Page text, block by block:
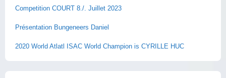
Competition COURT 8./. Juillet 2023
Présentation Bungeneers Daniel
2020 World Atlatl ISAC World Champion is CYRILLE HUC